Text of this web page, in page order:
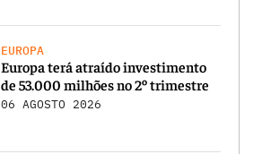
EUROPA
Europa terá atraído investimento
de 53.000 milhões no 2º trimestre
06 AGOSTO 2026